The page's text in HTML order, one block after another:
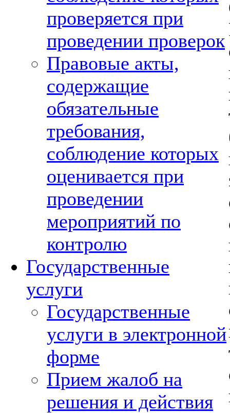
проверяется при
проведении проверок
Правовые акты,
содержащие
обязательные
требования,
соблюдение которых
оценивается при
проведении
мероприятий по
контролю
Государственные
услуги
Государственные
услуги в электронной
форме
Прием жалоб на
решения и действия